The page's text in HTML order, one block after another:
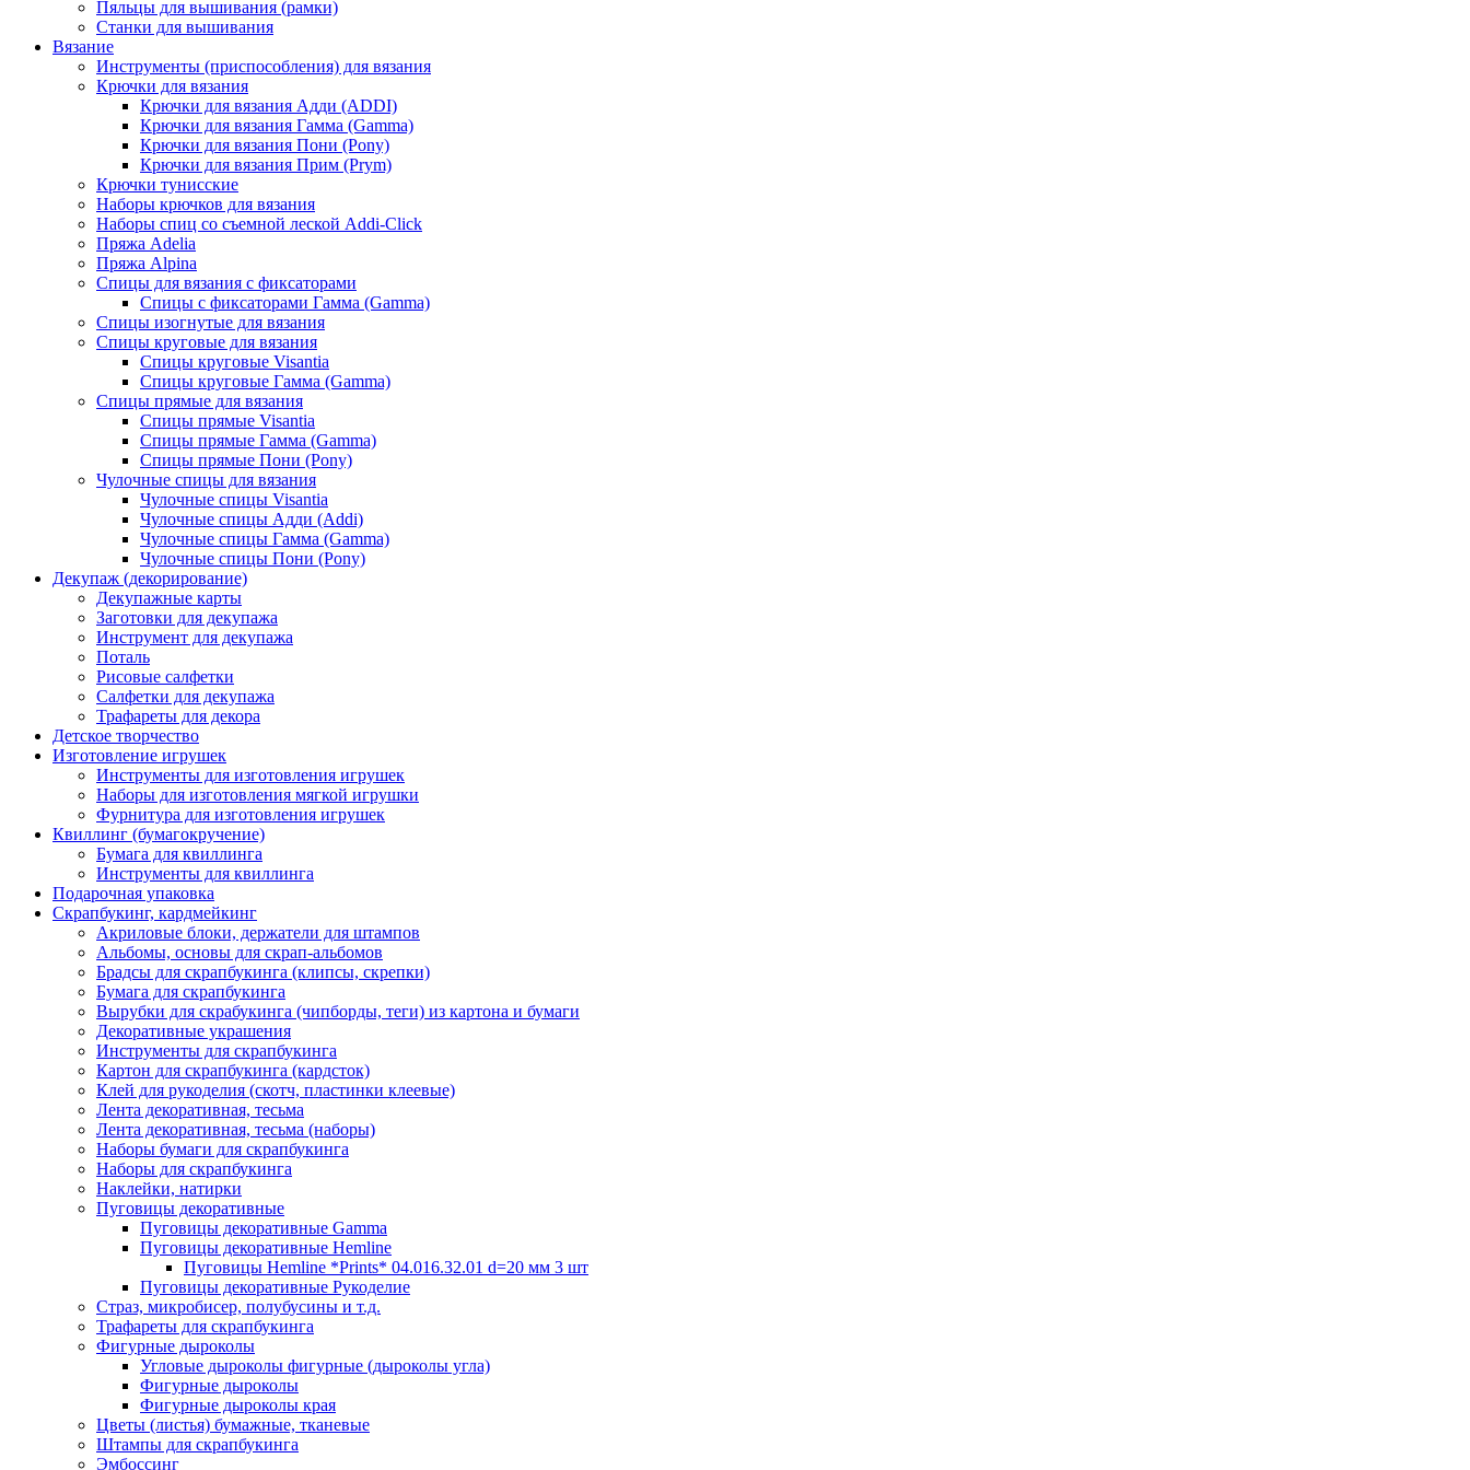
Пяльцы для вышивания (рамки)
Станки для вышивания
Вязание
Инструменты (приспособления) для вязания
Крючки для вязания
Крючки для вязания Адди (ADDI)
Крючки для вязания Гамма (Gamma)
Крючки для вязания Пони (Pony)
Крючки для вязания Прим (Prym)
Крючки тунисские
Наборы крючков для вязания
Наборы спиц со съемной леской Addi-Click
Пряжа Adelia
Пряжа Alpina
Спицы для вязания с фиксаторами
Спицы с фиксаторами Гамма (Gamma)
Спицы изогнутые для вязания
Спицы круговые для вязания
Спицы круговые Visantia
Спицы круговые Гамма (Gamma)
Спицы прямые для вязания
Спицы прямые Visantia
Спицы прямые Гамма (Gamma)
Спицы прямые Пони (Pony)
Чулочные спицы для вязания
Чулочные спицы Visantia
Чулочные спицы Адди (Addi)
Чулочные спицы Гамма (Gamma)
Чулочные спицы Пони (Pony)
Декупаж (декорирование)
Декупажные карты
Заготовки для декупажа
Инструмент для декупажа
Поталь
Рисовые салфетки
Салфетки для декупажа
Трафареты для декора
Детское творчество
Изготовление игрушек
Инструменты для изготовления игрушек
Наборы для изготовления мягкой игрушки
Фурнитура для изготовления игрушек
Квиллинг (бумагокручение)
Бумага для квиллинга
Инструменты для квиллинга
Подарочная упаковка
Скрапбукинг, кардмейкинг
Акриловые блоки, держатели для штампов
Альбомы, основы для скрап-альбомов
Брадсы для скрапбукинга (клипсы, скрепки)
Бумага для скрапбукинга
Вырубки для скрабукинга (чипборды, теги) из картона и бумаги
Декоративные украшения
Инструменты для скрапбукинга
Картон для скрапбукинга (кардсток)
Клей для рукоделия (скотч, пластинки клеевые)
Лента декоративная, тесьма
Лента декоративная, тесьма (наборы)
Наборы бумаги для скрапбукинга
Наборы для скрапбукинга
Наклейки, натирки
Пуговицы декоративные
Пуговицы декоративные Gamma
Пуговицы декоративные Hemline
Пуговицы Hemline *Prints* 04.016.32.01 d=20 мм 3 шт
Пуговицы декоративные Рукоделие
Страз, микробисер, полубусины и т.д.
Трафареты для скрапбукинга
Фигурные дыроколы
Угловые дыроколы фигурные (дыроколы угла)
Фигурные дыроколы
Фигурные дыроколы края
Цветы (листья) бумажные, тканевые
Штампы для скрапбукинга
Эмбоссинг